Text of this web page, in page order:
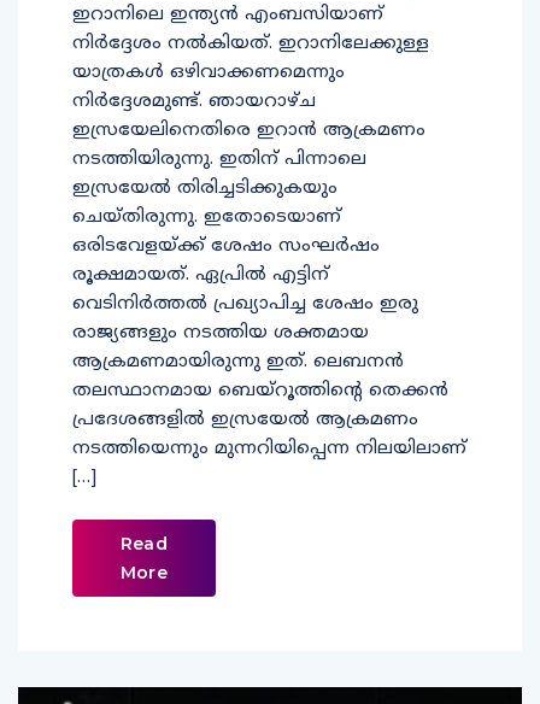
ഇറാനിലെ ഇന്ത്യന്‍ എംബസിയാണ്
നിര്‍ദ്ദേശം നല്‍കിയത്. ഇറാനിലേക്കുള്ള
യാത്രകള്‍ ഒഴിവാക്കണമെന്നും
നിര്‍ദ്ദേശമുണ്ട്. ഞായറാഴ്ച
ഇസ്രയേലിനെതിരെ ഇറാന്‍ ആക്രമണം
നടത്തിയിരുന്നു. ഇതിന് പിന്നാലെ
ഇസ്രയേല്‍ തിരിച്ചടിക്കുകയും
ചെയ്തിരുന്നു. ഇതോടെയാണ്
ഒരിടവേളയ്ക്ക് ശേഷം സംഘര്‍ഷം
രൂക്ഷമായത്. ഏപ്രില്‍ എട്ടിന്
വെടിനിര്‍ത്തല്‍ പ്രഖ്യാപിച്ച ശേഷം ഇരു
രാജ്യങ്ങളും നടത്തിയ ശക്തമായ
ആക്രമണമായിരുന്നു ഇത്. ലെബനന്‍
തലസ്ഥാനമായ ബെയ്‌റൂത്തിന്റെ തെക്കന്‍
പ്രദേശങ്ങളില്‍ ഇസ്രയേല്‍ ആക്രമണം
നടത്തിയെന്നും മുന്നറിയിപ്പെന്ന നിലയിലാണ്
[…]
Read
More